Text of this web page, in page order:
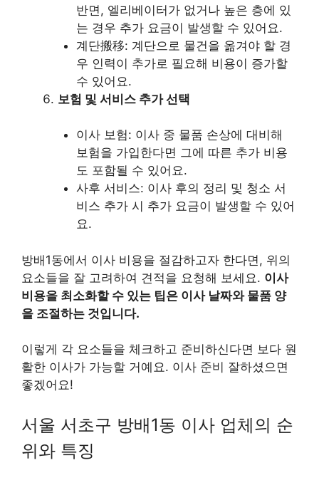
반면, 엘리베이터가 없거나 높은 층에 있
는 경우 추가 요금이 발생할 수 있어요.
계단搬移: 계단으로 물건을 옮겨야 할 경
우 인력이 추가로 필요해 비용이 증가할
수 있어요.
보험 및 서비스 추가 선택
이사 보험: 이사 중 물품 손상에 대비해
보험을 가입한다면 그에 따른 추가 비용
도 포함될 수 있어요.
사후 서비스: 이사 후의 정리 및 청소 서
비스 추가 시 추가 요금이 발생할 수 있어
요.
방배1동에서 이사 비용을 절감하고자 한다면, 위의
요소들을 잘 고려하여 견적을 요청해 보세요. 이사
비용을 최소화할 수 있는 팁은 이사 날짜와 물품 양
을 조절하는 것입니다.
이렇게 각 요소들을 체크하고 준비하신다면 보다 원
활한 이사가 가능할 거예요. 이사 준비 잘하셨으면
좋겠어요!
서울 서초구 방배1동 이사 업체의 순
위와 특징